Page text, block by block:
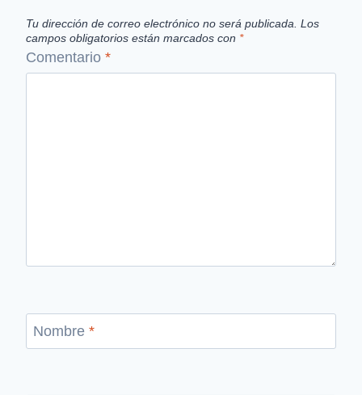
Tu dirección de correo electrónico no será publicada. Los
campos obligatorios están marcados con *
Comentario *
Nombre *